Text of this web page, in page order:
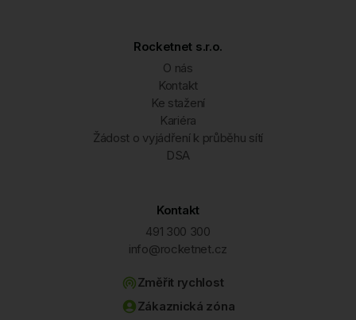
Rocketnet s.r.o.
O nás
Kontakt
Ke stažení
Kariéra
Žádost o vyjádření k průběhu sítí
DSA
Kontakt
491 300 300
info@rocketnet.cz
Změřit rychlost
Zákaznická zóna